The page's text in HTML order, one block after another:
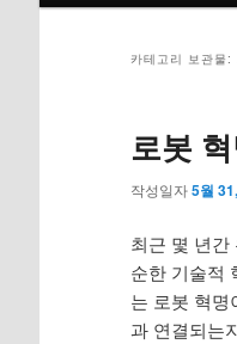
카테고리 보관물:
로봇
작성일자5월
최근 몇 년
순한 기술적
는 로봇 혁
과 연결되는